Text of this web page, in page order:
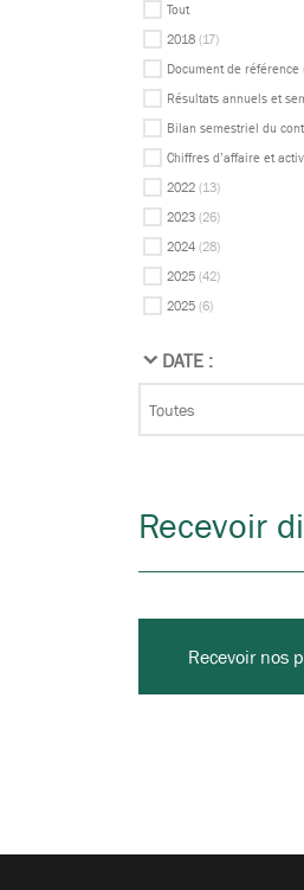
Tout
2018 (17)
Document de référence
Résultats annuels et
Bilan semestriel du
Chiffres d’affaire et
2022 (13)
2023 (26)
2024 (28)
2025 (42)
2025 (6)
DATE :
Recevoir
Recevoir nos